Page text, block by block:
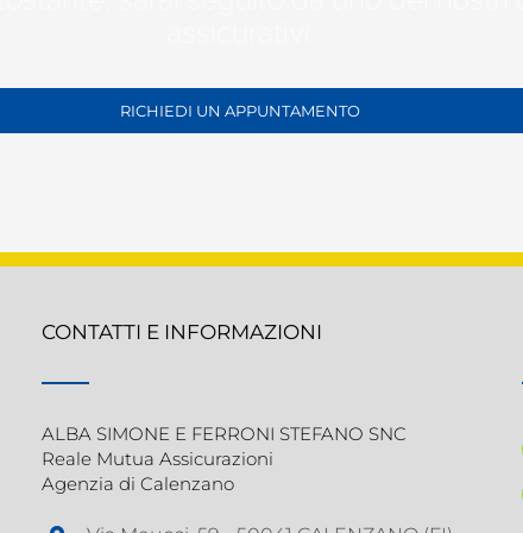
RICHIEDI UN APPUNTAMENTO
CONTATTI E INFORMAZIONI
ALBA SIMONE E FERRONI STEFANO SNC
Reale Mutua Assicurazioni
Agenzia di Calenzano